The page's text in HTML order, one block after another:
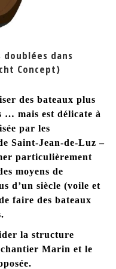
dans
Concept)
des bateaux plus
… mais est délicate à
par les
Saint-Jean-de-Luz –
particulièrement
moyens de
d’un siècle (voile et
faire des bateaux
la structure
Marin et le